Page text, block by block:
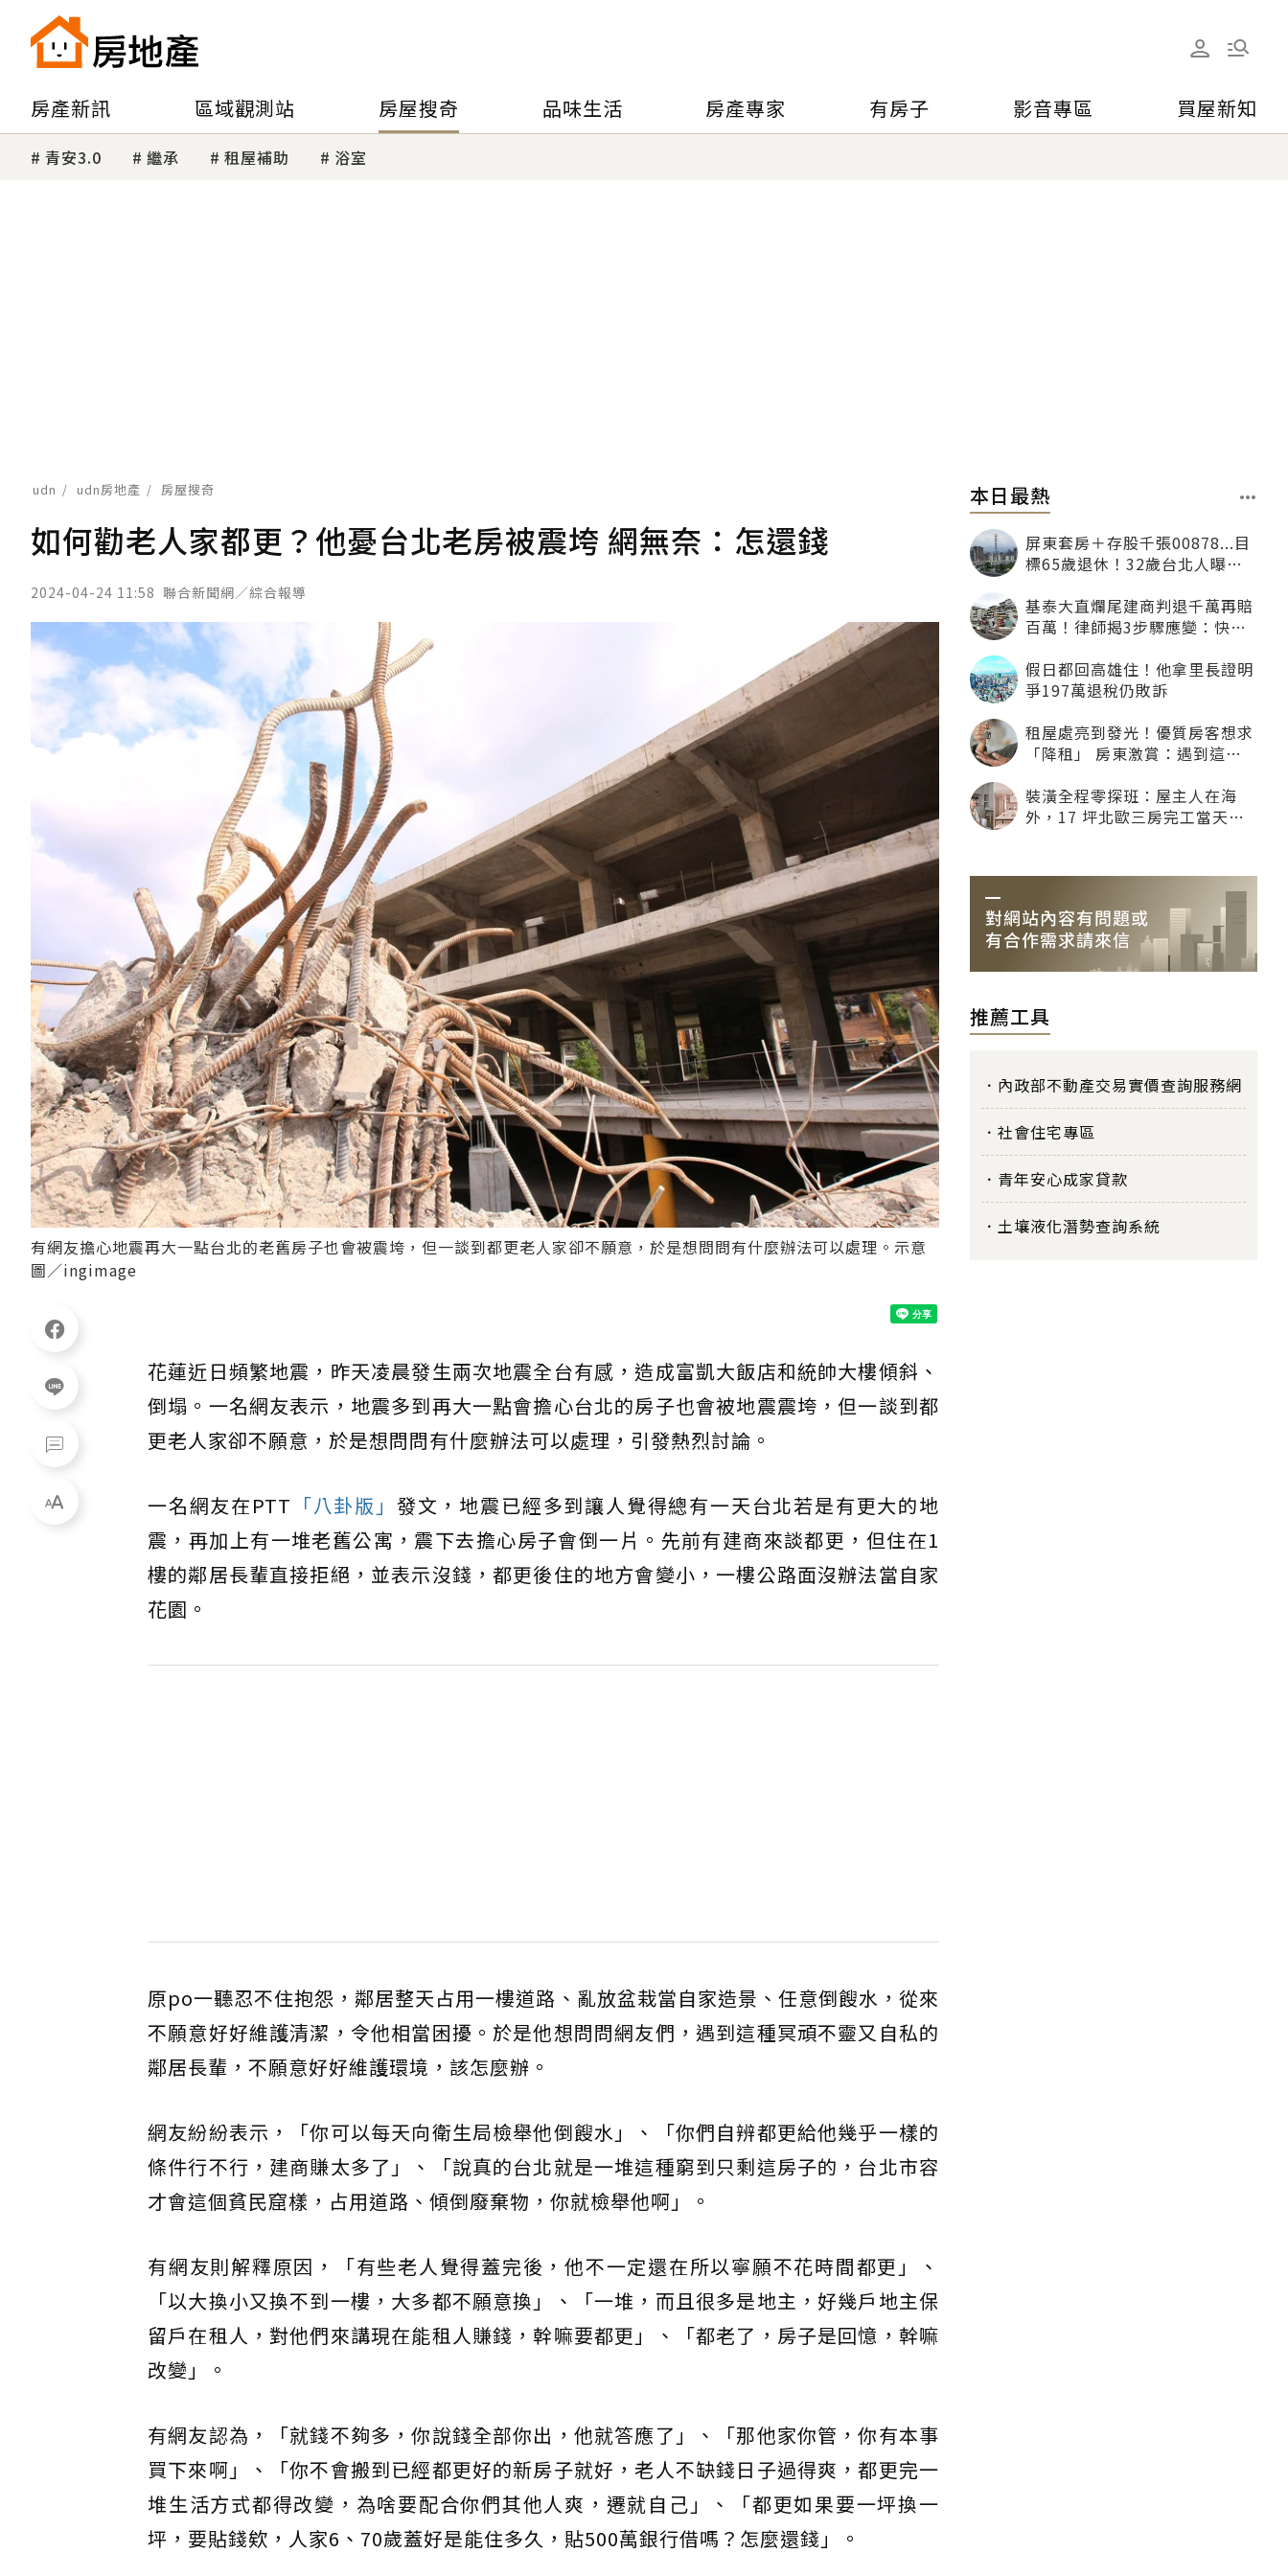
房產新訊 區域觀測站 房屋搜奇 品味生活 房產專家 有房子 影音專區 買屋新知
青安3.0 繼承 租屋補助 浴室
udn udn房地產 房屋搜奇
如何勸老人家都更？他憂台北老房被震垮 網無奈：怎還錢
2024-04-24 11:58 聯合新聞網／綜合報導
有網友擔心地震再大一點台北的老舊房子也會被震垮，但一談到都更老人家卻不願意，於是想問問有什麼辦法可以處理。示意
圖／ingimage
花蓮近日頻繁地震，昨天凌晨發生兩次地震全台有感，造成富凱大飯店和統帥大樓傾斜、
倒塌。一名網友表示，地震多到再大一點會擔心台北的房子也會被地震震垮，但一談到都
更老人家卻不願意，於是想問問有什麼辦法可以處理，引發熱烈討論。
一名網友在PTT 「八卦版」 發文，地震已經多到讓人覺得總有一天台北若是有更大的地
震，再加上有一堆老舊公寓，震下去擔心房子會倒一片。先前有建商來談都更，但住在1
樓的鄰居長輩直接拒絕，並表示沒錢，都更後住的地方會變小，一樓公路面沒辦法當自家
花園。
原po一聽忍不住抱怨，鄰居整天占用一樓道路、亂放盆栽當自家造景、任意倒餿水，從來
不願意好好維護清潔，令他相當困擾。於是他想問問網友們，遇到這種冥頑不靈又自私的
鄰居長輩，不願意好好維護環境，該怎麼辦。
網友紛紛表示，「你可以每天向衛生局檢舉他倒餿水」、「你們自辨都更給他幾乎一樣的
條件行不行，建商賺太多了」、「說真的台北就是一堆這種窮到只剩這房子的，台北市容
才會這個貧民窟樣，占用道路、傾倒廢棄物，你就檢舉他啊」。
有網友則解釋原因，「有些老人覺得蓋完後，他不一定還在所以寧願不花時間都更」、
「以大換小又換不到一樓，大多都不願意換」、「一堆，而且很多是地主，好幾戶地主保
留戶在租人，對他們來講現在能租人賺錢，幹嘛要都更」、「都老了，房子是回憶，幹嘛
改變」。
有網友認為，「就錢不夠多，你說錢全部你出，他就答應了」、「那他家你管，你有本事
買下來啊」、「你不會搬到已經都更好的新房子就好，老人不缺錢日子過得爽，都更完一
堆生活方式都得改變，為啥要配合你們其他人爽，遷就自己」、「都更如果要一坪換一
坪，要貼錢欸，人家6、70歲蓋好是能住多久，貼500萬銀行借嗎？怎麼還錢」。
本日最熱
屏東套房＋存股千張00878...目
標65歲退休！32歲台北人曝：
基泰大直爛尾建商判退千萬再賠
百萬！律師揭3步驟應變：快通
假日都回高雄住！他拿里長證明
爭197萬退稅仍敗訴
租屋處亮到發光！優質房客想求
「降租」 房東激賞：遇到這種
裝潢全程零探班：屋主人在海
外，17 坪北歐三房完工當天才
推薦工具
內政部不動產交易實價查詢服務網
社會住宅專區
青年安心成家貸款
土壤液化潛勢查詢系統